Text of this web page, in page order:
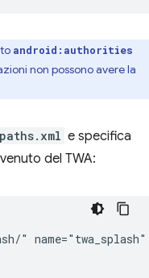
android:authorities
non possono avere la
e specifica
del TWA:
" name="twa_splash"